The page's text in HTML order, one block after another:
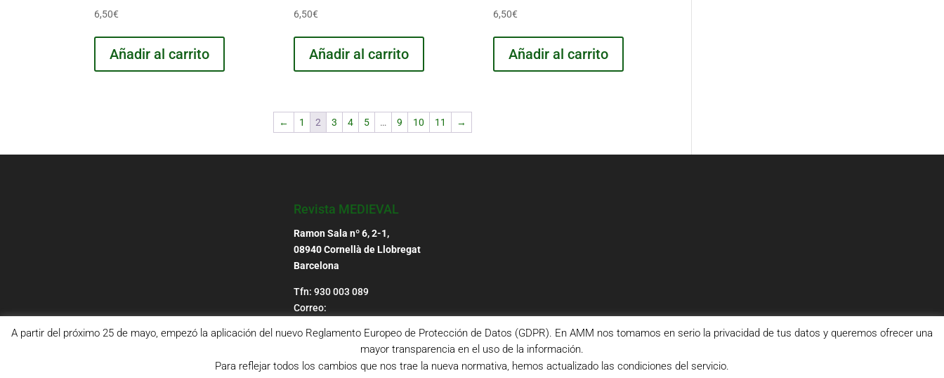
6,50€
Añadir al carrito
6,50€
Añadir al carrito
6,50€
Añadir al carrito
← 1 2 3 4 5 … 9 10 11 →
Revista MEDIEVAL
Ramon Sala nº 6, 2-1,
08940 Cornellà de Llobregat
Barcelona
Tfn: 930 003 089
Correo:
A partir del próximo 25 de mayo, empezó la aplicación del nuevo Reglamento Europeo de Protección de Datos (GDPR). En AMM nos tomamos en serio la privacidad de tus datos y queremos ofrecer una
mayor transparencia en el uso de la información.
Para reflejar todos los cambios que nos trae la nueva normativa, hemos actualizado las condiciones del servicio.